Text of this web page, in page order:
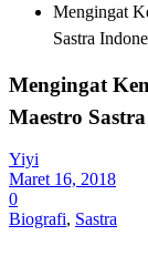
Mengingat
Sastra
Mengingat
Maestro
Yiyi
Maret 16, 2018
0
Biografi, Sastra